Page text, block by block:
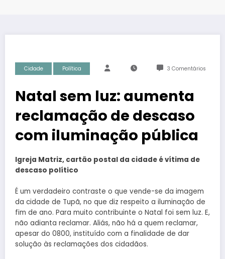
Cidade Política 3 Comentários
Natal sem luz: aumenta
reclamação de descaso
com iluminação pública
Igreja Matriz, cartão postal da cidade é vítima de
descaso político
É um verdadeiro contraste o que vende-se da imagem
da cidade de Tupã, no que diz respeito a iluminação de
fim de ano. Para muito contribuinte o Natal foi sem luz. E,
não adianta reclamar. Aliás, não há a quem reclamar,
apesar do 0800, instituído com a finalidade de dar
solução às reclamações dos cidadãos.